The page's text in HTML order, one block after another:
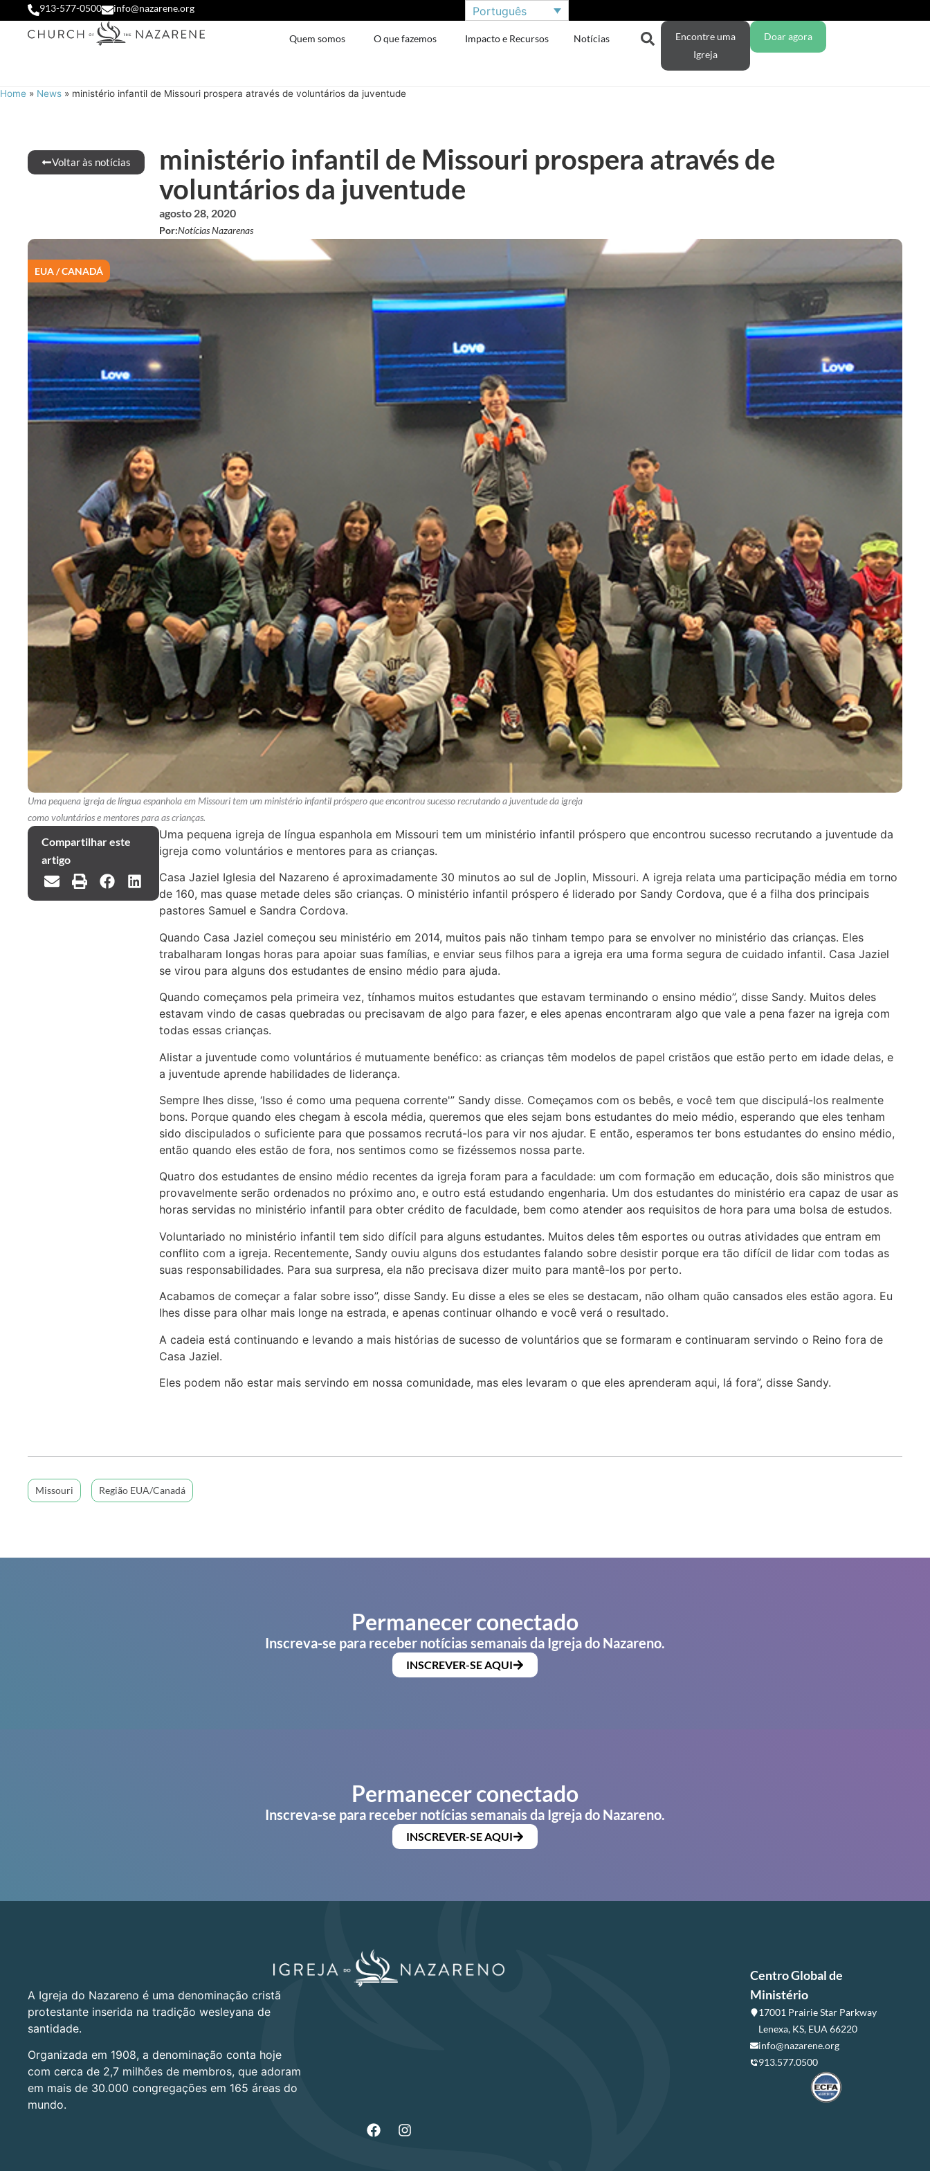
913-577-0500 info@nazarene.org Português
Quem somos O que fazemos Impacto e Recursos Notícias
Encontre uma
Igreja
Doar agora
Home » News » ministério infantil de Missouri prospera através de voluntários da juventude
Voltar às notícias
ministério infantil de Missouri prospera através de
voluntários da juventude
agosto 28, 2020
Por:Notícias Nazarenas
EUA / CANADÁ
Uma pequena igreja de língua espanhola em Missouri tem um ministério infantil próspero que encontrou sucesso recrutando a juventude da igreja
como voluntários e mentores para as crianças.
Compartilhar este
artigo
Uma pequena igreja de língua espanhola em Missouri tem um ministério infantil próspero que encontrou sucesso recrutando a juventude da
igreja como voluntários e mentores para as crianças.
Casa Jaziel Iglesia del Nazareno é aproximadamente 30 minutos ao sul de Joplin, Missouri. A igreja relata uma participação média em torno
de 160, mas quase metade deles são crianças. O ministério infantil próspero é liderado por Sandy Cordova, que é a filha dos principais
pastores Samuel e Sandra Cordova.
Quando Casa Jaziel começou seu ministério em 2014, muitos pais não tinham tempo para se envolver no ministério das crianças. Eles
trabalharam longas horas para apoiar suas famílias, e enviar seus filhos para a igreja era uma forma segura de cuidado infantil. Casa Jaziel
se virou para alguns dos estudantes de ensino médio para ajuda.
Quando começamos pela primeira vez, tínhamos muitos estudantes que estavam terminando o ensino médio”, disse Sandy. Muitos deles
estavam vindo de casas quebradas ou precisavam de algo para fazer, e eles apenas encontraram algo que vale a pena fazer na igreja com
todas essas crianças.
Alistar a juventude como voluntários é mutuamente benéfico: as crianças têm modelos de papel cristãos que estão perto em idade delas, e
a juventude aprende habilidades de liderança.
Sempre lhes disse, ‘Isso é como uma pequena corrente'” Sandy disse. Começamos com os bebês, e você tem que discipulá-los realmente
bons. Porque quando eles chegam à escola média, queremos que eles sejam bons estudantes do meio médio, esperando que eles tenham
sido discipulados o suficiente para que possamos recrutá-los para vir nos ajudar. E então, esperamos ter bons estudantes do ensino médio,
então quando eles estão de fora, nos sentimos como se fizéssemos nossa parte.
Quatro dos estudantes de ensino médio recentes da igreja foram para a faculdade: um com formação em educação, dois são ministros que
provavelmente serão ordenados no próximo ano, e outro está estudando engenharia. Um dos estudantes do ministério era capaz de usar as
horas servidas no ministério infantil para obter crédito de faculdade, bem como atender aos requisitos de hora para uma bolsa de estudos.
Voluntariado no ministério infantil tem sido difícil para alguns estudantes. Muitos deles têm esportes ou outras atividades que entram em
conflito com a igreja. Recentemente, Sandy ouviu alguns dos estudantes falando sobre desistir porque era tão difícil de lidar com todas as
suas responsabilidades. Para sua surpresa, ela não precisava dizer muito para mantê-los por perto.
Acabamos de começar a falar sobre isso”, disse Sandy. Eu disse a eles se eles se destacam, não olham quão cansados eles estão agora. Eu
lhes disse para olhar mais longe na estrada, e apenas continuar olhando e você verá o resultado.
A cadeia está continuando e levando a mais histórias de sucesso de voluntários que se formaram e continuaram servindo o Reino fora de
Casa Jaziel.
Eles podem não estar mais servindo em nossa comunidade, mas eles levaram o que eles aprenderam aqui, lá fora”, disse Sandy.
Missouri Região EUA/Canadá
Permanecer conectado
Inscreva-se para receber notícias semanais da Igreja do Nazareno.
INSCREVER-SE AQUI
Permanecer conectado
Inscreva-se para receber notícias semanais da Igreja do Nazareno.
INSCREVER-SE AQUI
A Igreja do Nazareno é uma denominação cristã
protestante inserida na tradição wesleyana de
santidade.
Organizada em 1908, a denominação conta hoje
com cerca de 2,7 milhões de membros, que adoram
em mais de 30.000 congregações em 165 áreas do
mundo.
Centro Global de
Ministério
17001 Prairie Star Parkway
Lenexa, KS, EUA 66220
info@nazarene.org
913.577.0500